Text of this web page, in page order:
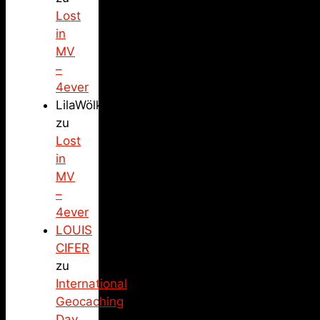
Lost
in
MV
–
4ever
LilaWölkchen
zu
Lost
in
MV
–
4ever
LOUIS
CIFER
zu
International
Geocaching